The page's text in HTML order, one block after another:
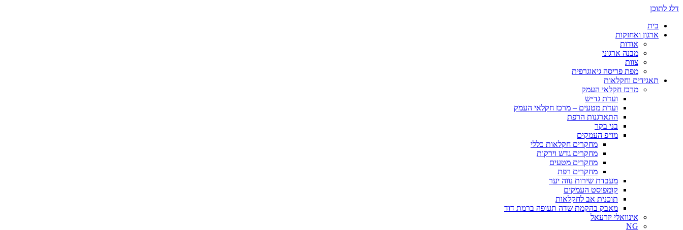
דלג לתוכן
בית
ארגון ואחזקות
אודות
מבנה ארגוני
צוות
מפת פריסה גיאוגרפית
תאגידים וחקלאות
מרכז חקלאי העמק
ועדת גד״ש
ועדת מטעים – מרכז חקלאי העמק
התארגנות הרפת
בני בקר
מו״פ העמקים
מחקרים חקלאות כללי
מחקרים גדש וירקות
מחקרים מטעים
מחקרים רפת
מעבדת שירות נווה יער
קומפוסט העמקים
תוכנית אב לחקלאות
מאבק בהקמת שדה תעופה ברמת דוד
אינוואלי יזרעאל
NG